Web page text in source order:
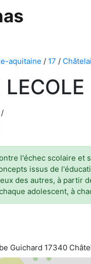
aquitaine / 17 /
l'échec scolaire et
issus de
des autres, à partir
adolescent, à
Guichard 17340